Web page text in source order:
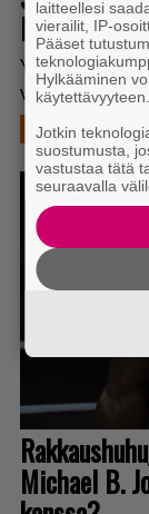
laitteellesi
vierailit, IP-
Pääset
Hylkääminen
käytettävyyteen.
Jotkin
suostumusta,
vastustaa tätä
seuraavalla